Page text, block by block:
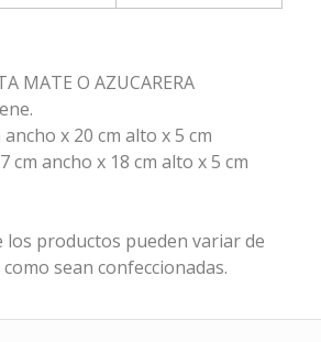
MATE O AZUCARERA
x 20 cm alto x 5 cm
cm ancho x 18 cm alto x 5 cm
los productos pueden variar de
sean confeccionadas.